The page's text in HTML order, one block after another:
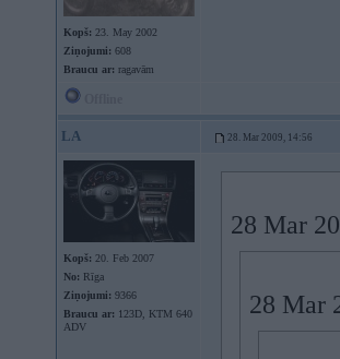
Kopš: 23. May 2002
Ziņojumi: 608
Braucu ar: ragavām
LA 28. Mar 2009, 14:56
Kopš: 20. Feb 2007
No: Rīga
Ziņojumi: 9366
Braucu ar: 123D, KTM 640
ADV
28 Mar
28 Mar